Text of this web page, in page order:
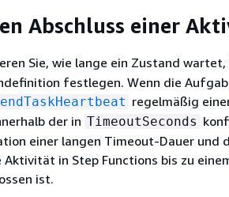
Abschluss einer
Sie, wie lange ein Zustand wartet,
festlegen. Wenn die
regelmäßig
der in TimeoutSeconds
einer langen Timeout-Dauer und
Aktivität in Step Functions bis zu
ist.